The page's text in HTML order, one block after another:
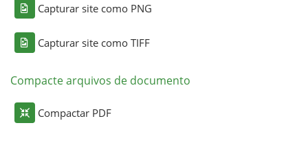
Capturar site como PNG
Capturar site como TIFF
Compacte arquivos de documento
Compactar PDF